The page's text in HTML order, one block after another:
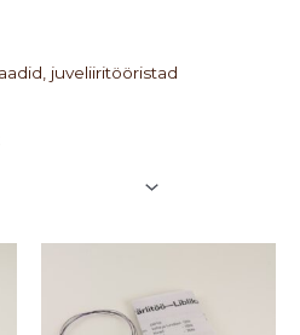
juveliiritööristad